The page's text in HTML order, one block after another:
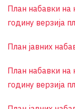
План набавки на
годину верзија
План јавних
План набавки на
годину верзија